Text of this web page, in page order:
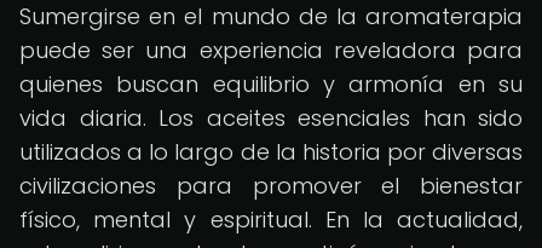
Sumergirse en el mundo de la aromaterapia
puede ser una experiencia reveladora para
quienes buscan equilibrio y armonía en su
vida diaria. Los aceites esenciales han sido
utilizados a lo largo de la historia por diversas
civilizaciones para promover el bienestar
físico, mental y espiritual. En la actualidad,